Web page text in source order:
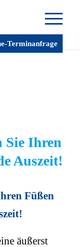
Terminanfrage
Sie Ihren
Auszeit!
Füßen
äußerst